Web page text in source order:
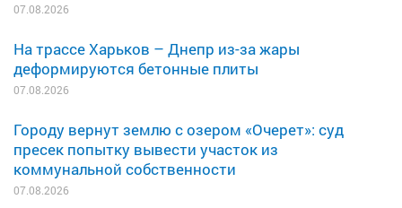
07.08.2026
На трассе Харьков – Днепр из-за жары
деформируются бетонные плиты
07.08.2026
Городу вернут землю с озером «Очерет»: суд
пресек попытку вывести участок из
коммунальной собственности
07.08.2026